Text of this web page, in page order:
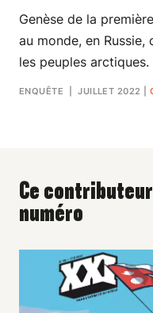
Genèse de la
au monde, en Russie,
les peuples arctiques.
ENQUÊTE | JUILLET 2022
Ce
numéro